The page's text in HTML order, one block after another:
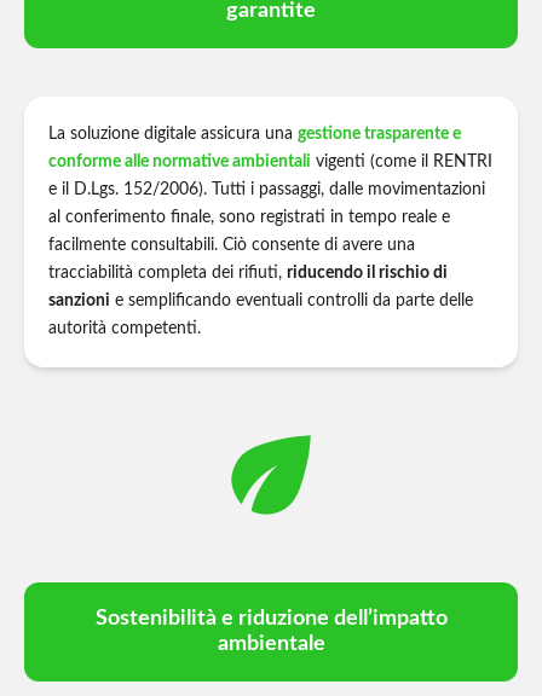
garantite
La soluzione digitale assicura una gestione trasparente e
conforme alle normative ambientali vigenti (come il RENTRI
e il D.Lgs. 152/2006). Tutti i passaggi, dalle movimentazioni
al conferimento finale, sono registrati in tempo reale e
facilmente consultabili. Ciò consente di avere una
tracciabilità completa dei rifiuti, riducendo il rischio di
sanzioni e semplificando eventuali controlli da parte delle
autorità competenti.
eco
Sostenibilità e riduzione dell’impatto
ambientale